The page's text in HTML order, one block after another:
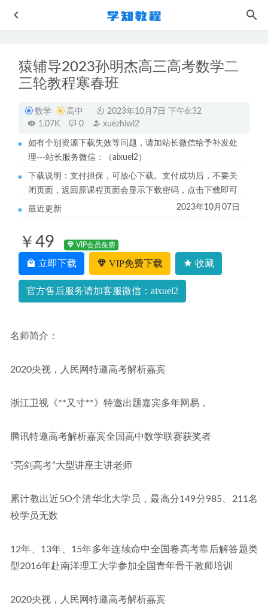
猿辅导2023孙明杰高三高考数学二
三轮教程寒春班
数学 高中
2023年10月7日 下午6:32
1.07K
0 xuezhiwl2
如有个别资源下载失效等问题，请加站长微信给予补发处
理---站长服务微信：（aixuel2）
下载说明：支付担保，可放心下载。支付成功后，不要关
闭页面，返回原课程页面会显示下载密码，点击下载即可
最近更新 2023年10月07日
￥49 VIP会员免费
立即下载 VIP免费下载 收藏
官方售后服务请加客服微信：aixuel2
名师简介：
2020央视，人民网特邀高考解析嘉宾
浙江卫视《**又寸**》特邀出题嘉宾多年网易，
腾讯特邀高考解析嘉宾全国高中数学联赛获奖者
“亮剑高考”大型讲座主讲老师
累计教出近5O个清华北大学员，最高分149分985、211名
校学员无数
12年、13年、15年多年连续命中全国卷高考靠后解答题类
型2016年赴南洋理工大学参加全国青年骨干教师培训
2020央视，人民网特邀高考解析嘉宾
正餐西餐欧式美食教学视频 2023-07-08
轻食蔬菜水果沙拉配方全套视频教程
作业帮2023邓康尧高三生物a+班寒春班23年高考生物二三轮
复习教程 2023-06-29
2023年黄夫人高一/高二物理视频教程+讲义全套
2022-12-31